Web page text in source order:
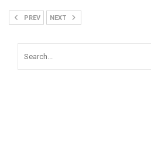
PREV NEXT